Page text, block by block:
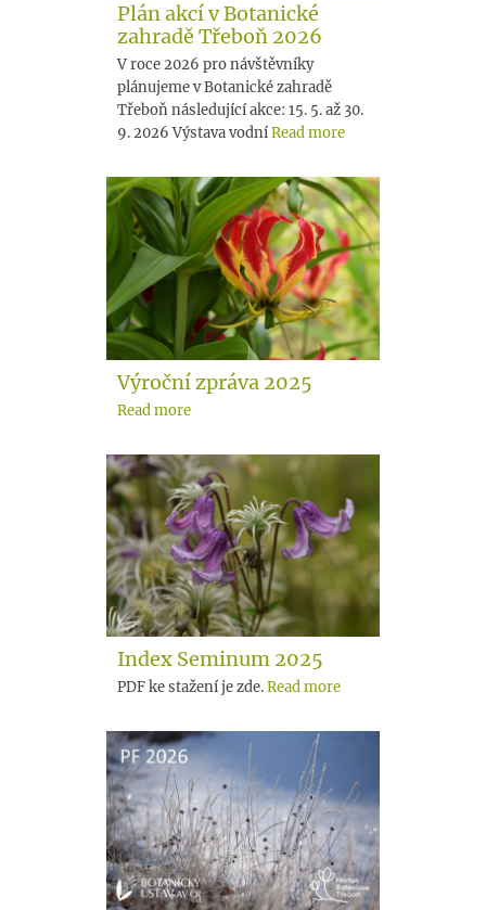
Plán akcí v Botanické
zahradě Třeboň 2026
V roce 2026 pro návštěvníky
plánujeme v Botanické zahradě
Třeboň následující akce: 15. 5. až 30.
9. 2026 Výstava vodníRead more
Výroční zpráva 2025
Read more
Index Seminum 2025
PDF ke stažení je zde.Read more